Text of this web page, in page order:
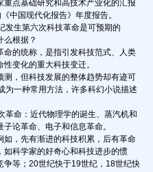
点基础研究和高技术产业化的汇报
中国现代化报告》年度报告。
生第六次科技革命是可预期的
根据？
的统称，是指引发科技范式、人类
变化的重大科技变迁。
，但科技发展的整体趋势却有迹可
为一种常用方法，许多科幻小说描述
命：近代物理学的诞生、蒸汽机和
论革命、电子和信息革命。
，先有渐进的科技积累，后有革命
科学家的好奇心和科技进步的惯
争等；20世纪快于19世纪，18世纪快